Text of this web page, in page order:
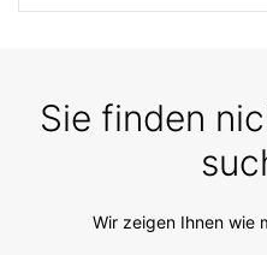
Sie finden
Wir zeigen Ihnen wie